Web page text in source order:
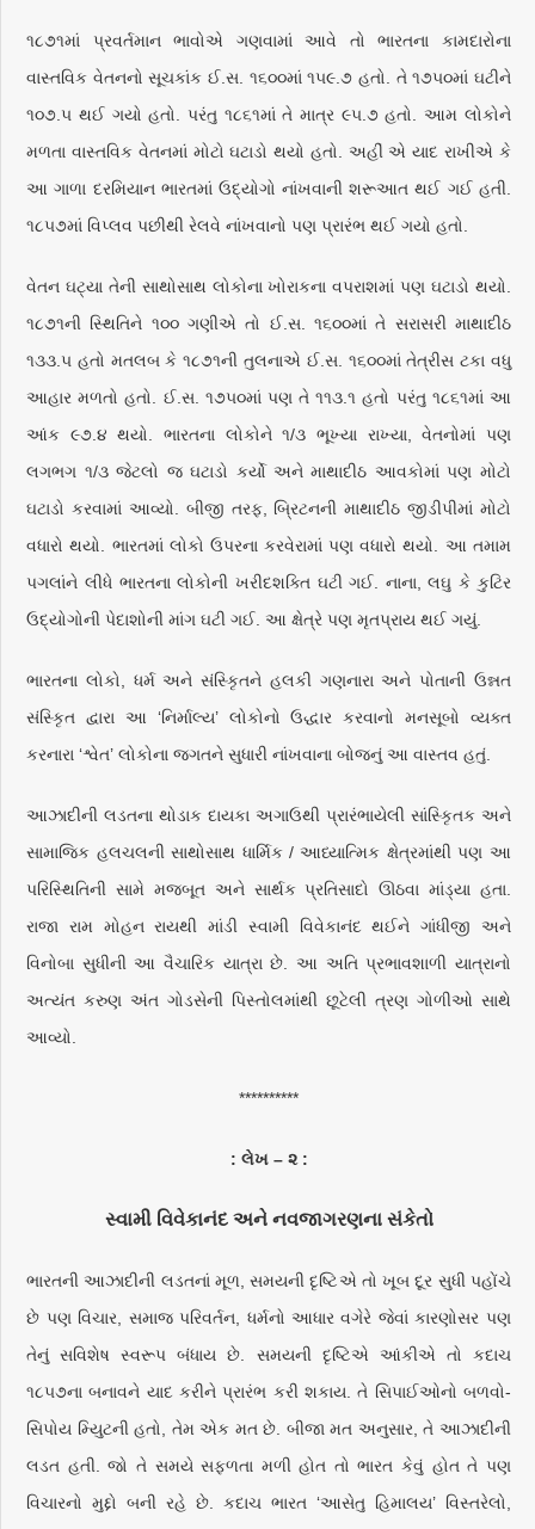
૧૮૭૧માં પ્રવર્તમાન ભાવોએ ગણવામાં આવે તો ભારતના કામદારોના
વાસ્તવિક વેતનનો સૂચકાંક ઈ.સ. ૧૬૦૦માં ૧૫૯.૭ હતો. તે ૧૭૫૦માં ઘટીને
૧૦૭.૫ થઈ ગયો હતો. પરંતુ ૧૮૬૧માં તે માત્ર ૯૫.૭ હતો. આમ લોકોને
મળતા વાસ્તવિક વેતનમાં મોટો ઘટાડો થયો હતો. અહીં એ યાદ રાખીએ કે
આ ગાળા દરમિયાન ભારતમાં ઉદ્યોગો નાંખવાની શરૂઆત થઈ ગઈ હતી.
૧૮૫૭માં વિપ્લવ પછીથી રેલવે નાંખવાનો પણ પ્રારંભ થઈ ગયો હતો.
વેતન ઘટ્યા તેની સાથોસાથ લોકોના ખોરાકના વપરાશમાં પણ ઘટાડો થયો.
૧૮૭૧ની સ્થિતિને ૧૦૦ ગણીએ તો ઈ.સ. ૧૬૦૦માં તે સરાસરી માથાદીઠ
૧૩૩.૫ હતો મતલબ કે ૧૮૭૧ની તુલનાએ ઈ.સ. ૧૬૦૦માં તેત્રીસ ટકા વધુ
આહાર મળતો હતો. ઈ.સ. ૧૭૫૦માં પણ તે ૧૧૩.૧ હતો પરંતુ ૧૮૬૧માં આ
આંક ૯૭.૪ થયો. ભારતના લોકોને ૧/૩ ભૂખ્યા રાખ્યા, વેતનોમાં પણ
લગભગ ૧/૩ જેટલો જ ઘટાડો કર્યો અને માથાદીઠ આવકોમાં પણ મોટો
ઘટાડો કરવામાં આવ્યો. બીજી તરફ, બ્રિટનની માથાદીઠ જીડીપીમાં મોટો
વધારો થયો. ભારતમાં લોકો ઉપરના કરવેરામાં પણ વધારો થયો. આ તમામ
પગલાંને લીધે ભારતના લોકોની ખરીદશક્તિ ઘટી ગઈ. નાના, લઘુ કે કુટિર
ઉદ્યોગોની પેદાશોની માંગ ઘટી ગઈ. આ ક્ષેત્રે પણ મૃતપ્રાય થઈ ગયું.
ભારતના લોકો, ધર્મ અને સંસ્કૃિતને હલકી ગણનારા અને પોતાની ઉન્નત
સંસ્કૃિત દ્વારા આ ‘નિર્માલ્ય’ લોકોનો ઉદ્ધાર કરવાનો મનસૂબો વ્યક્ત
કરનારા ‘શ્વેત’ લોકોના જગતને સુધારી નાંખવાના બોજનું આ વાસ્તવ હતું.
આઝાદીની લડતના થોડાક દાયકા અગાઉથી પ્રારંભાયેલી સાંસ્કૃિતક અને
સામાજિક હલચલની સાથોસાથ ધાર્મિક / આધ્યાત્મિક ક્ષેત્રમાંથી પણ આ
પરિસ્થિતિની સામે મજબૂત અને સાર્થક પ્રતિસાદો ઊઠવા માંડ્યા હતા.
રાજા રામ મોહન રાયથી માંડી સ્વામી વિવેકાનંદ થઈને ગાંધીજી અને
વિનોબા સુધીની આ વૈચારિક યાત્રા છે. આ અતિ પ્રભાવશાળી યાત્રાનો
અત્યંત કરુણ અંત ગોડસેની પિસ્તોલમાંથી છૂટેલી ત્રણ ગોળીઓ સાથે
આવ્યો.
**********
: લેખ – ૨ :
સ્વામી વિવેકાનંદ અને નવજાગરણના સંકેતો
ભારતની આઝાદીની લડતનાં મૂળ, સમયની દૃષ્ટિએ તો ખૂબ દૂર સુધી પહોંચે
છે પણ વિચાર, સમાજ પરિવર્તન, ધર્મનો આધાર વગેરે જેવાં કારણોસર પણ
તેનું સવિશેષ સ્વરૂપ બંધાય છે. સમયની દૃષ્ટિએ આંકીએ તો કદાચ
૧૮૫૭ના બનાવને યાદ કરીને પ્રારંભ કરી શકાય. તે સિપાઈઓનો બળવો-
સિપોય મ્યુિટની હતો, તેમ એક મત છે. બીજા મત અનુસાર, તે આઝાદીની
લડત હતી. જો તે સમયે સફળતા મળી હોત તો ભારત કેવું હોત તે પણ
વિચારનો મુદ્દો બની રહે છે. કદાચ ભારત ‘આસેતુ હિમાલય’ વિસ્તરેલો,